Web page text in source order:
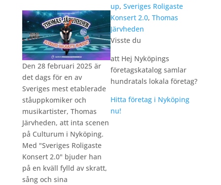
Den 28 februari 2025 är
det dags för en av
Sveriges mest etablerade
ståuppkomiker och
musikartister, Thomas
Järvheden, att inta scenen
på Culturum i Nyköping.
Med "Sveriges Roligaste
Konsert 2.0" bjuder han
på en kväll fylld av skratt,
sång och sina
up, Sveriges Roligaste
Konsert 2.0, Thomas
Järvheden
Visste du
att Hej Nyköpings
företagskatalog samlar
hundratals lokala företag?
Hitta företag i Nyköping
nu!